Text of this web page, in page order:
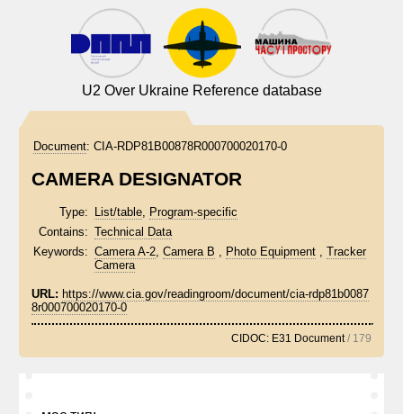
U2 Over Ukraine Reference database
Document: CIA-RDP81B00878R000700020170-0
CAMERA DESIGNATOR
Type: List/table, Program-specific
Contains: Technical Data
Keywords: Camera A-2, Camera B , Photo Equipment , Tracker
Camera
URL: https://www.cia.gov/readingroom/document/cia-rdp81b0087
8r000700020170-0
CIDOC: E31 Document/ 179